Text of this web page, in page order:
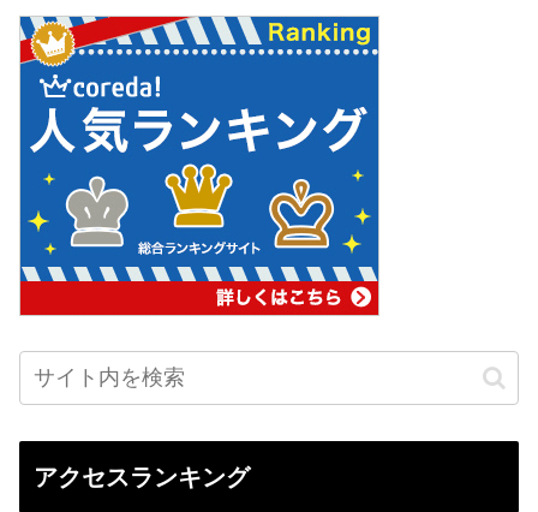
アクセスランキング